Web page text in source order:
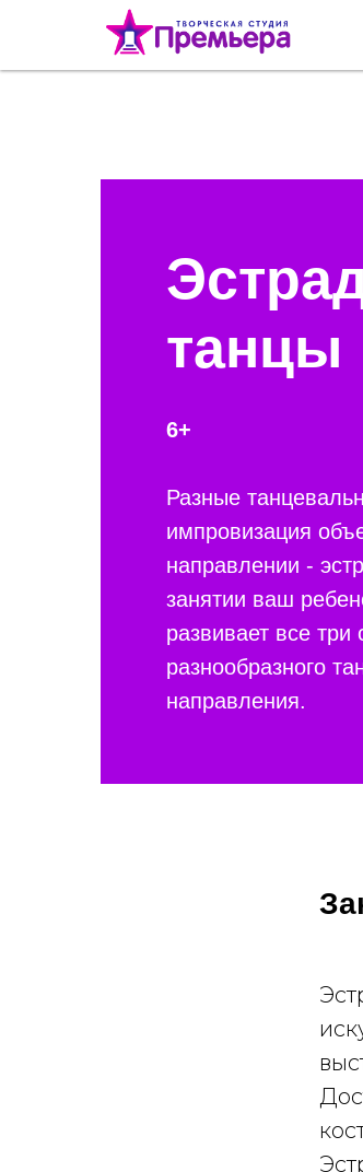
танцы
6+
Разные
импровизация
направлении -
занятии ваш
развивает все
разнообразного
направления.